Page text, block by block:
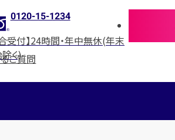
0120-15-1234
受付】24時間・年中無休(年末
く)
ご質問